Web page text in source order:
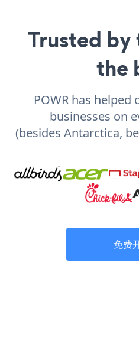
Trusted by
the
POWR has
businesses on
(besides Antarctica,
免费